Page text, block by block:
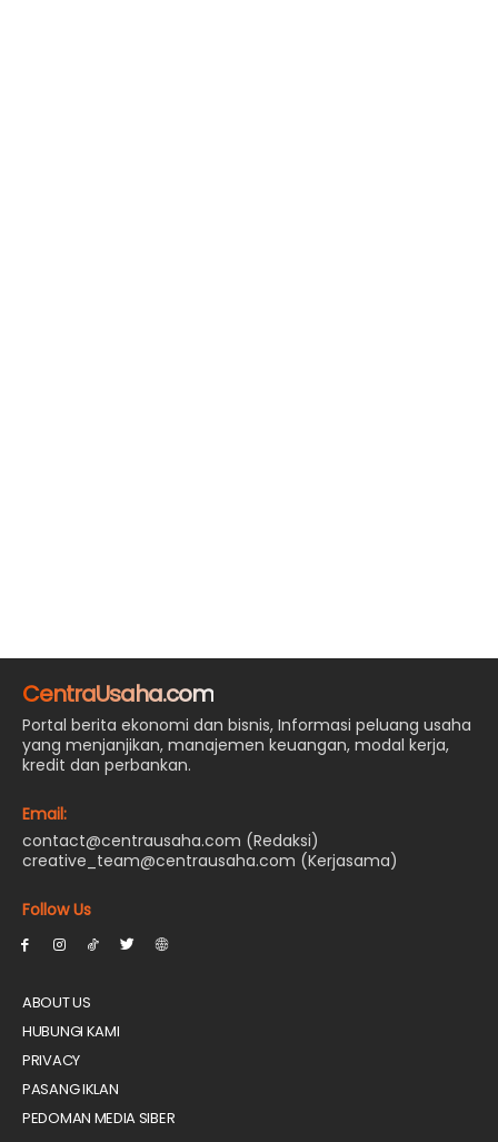
CentraUsaha.com
Portal berita ekonomi dan bisnis, Informasi peluang usaha
yang menjanjikan, manajemen keuangan, modal kerja,
kredit dan perbankan.
Email:
contact@centrausaha.com (Redaksi)
creative_team@centrausaha.com (Kerjasama)
Follow Us
ABOUT US
HUBUNGI KAMI
PRIVACY
PASANG IKLAN
PEDOMAN MEDIA SIBER